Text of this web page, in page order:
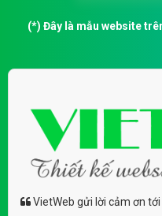
(*) Đây là mẫu website
VietWeb gửi lời cảm ơn